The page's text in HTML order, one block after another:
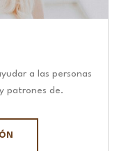
a las personas
patrones de.